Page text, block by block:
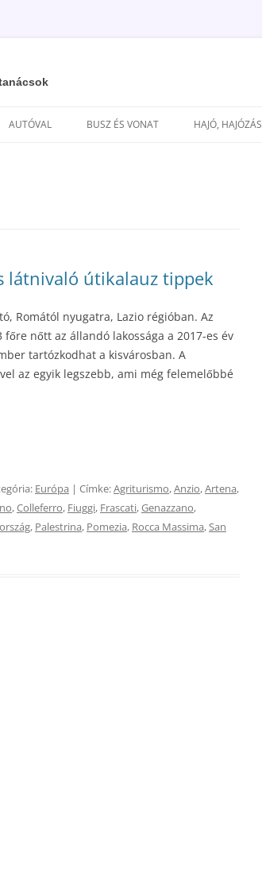
a
AUTÓVAL BUSZ ÉS VONAT HAJÓ, HAJÓZÁS
látnivaló útikalauz tippek
Romától nyugatra, Lazio régióban. Az
nőtt az állandó lakossága a 2017-es év
tartózkodhat a kisvárosban. A
az egyik legszebb, ami még felemelőbbé
Európa | Címke:Agriturismo,Anzio,Artena,
,Colleferro, Fiuggi, Frascati,Genazzano,
, Palestrina, Pomezia, Rocca Massima,San